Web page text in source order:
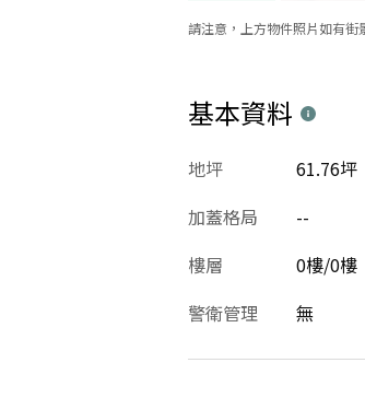
請注意，上方物件照片如有街
基本資料
地坪 61.76坪
加蓋格局
--
樓層
0樓/0樓
警衛管理
無